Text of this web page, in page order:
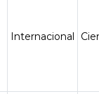
Internacional